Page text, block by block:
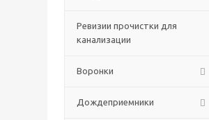
Ревизии прочистки для
канализации
Воронки
Дождеприемники